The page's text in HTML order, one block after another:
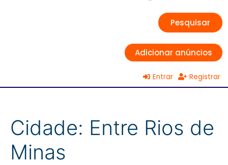
Pesquisar
Adicionar anúncios
Entrar Registrar
Cidade: Entre Rios de
Minas